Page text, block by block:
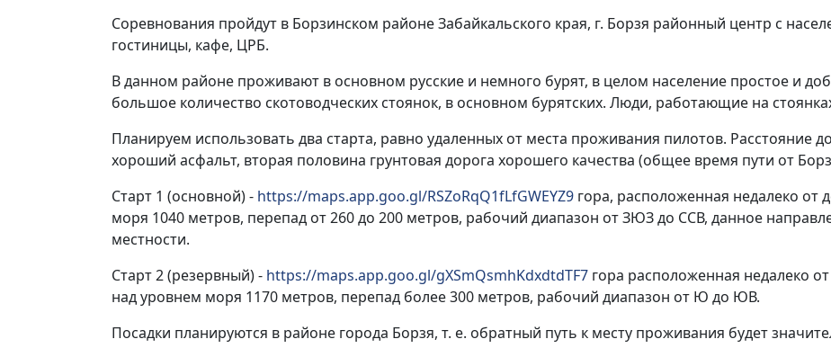
Соревнования пройдут в Борзинском районе Забайкальского края, г. Борзя районный центр с
гостиницы, кафе, ЦРБ.
В данном районе проживают в основном русские и немного бурят, в целом население простое и
большое количество скотоводческих стоянок, в основном бурятских. Люди, работающие на
Планируем использовать два старта, равно удаленных от места проживания пилотов. Расстояние
хороший асфальт, вторая половина грунтовая дорога хорошего качества (общее время пути от
Старт 1 (основной) - https://maps.app.goo.gl/RSZoRqQ1fLfGWEYZ9 гора, расположенная недалеко от
моря 1040 метров, перепад от 260 до 200 метров, рабочий диапазон от ЗЮЗ до ССВ, данное
местности.
Старт 2 (резервный) - https://maps.app.goo.gl/gXSmQsmhKdxdtdTF7 гора расположенная недалеко
над уровнем моря 1170 метров, перепад более 300 метров, рабочий диапазон от Ю до ЮВ.
Посадки планируются в районе города Борзя, т. е. обратный путь к месту проживания будет